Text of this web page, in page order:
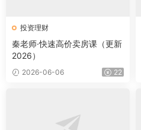
投资理财
秦老师·快速高价卖房课（更新
2026）
2026-06-06 22